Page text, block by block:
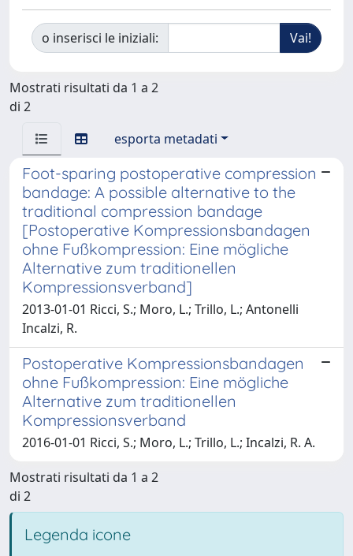
o inserisci le iniziali:
Mostrati risultati da 1 a 2
di 2
esporta metadati
Foot-sparing postoperative compression
bandage: A possible alternative to the
traditional compression bandage
[Postoperative Kompressionsbandagen
ohne Fußkompression: Eine mögliche
Alternative zum traditionellen
Kompressionsverband]
2013-01-01 Ricci, S.; Moro, L.; Trillo, L.; Antonelli
Incalzi, R.
Postoperative Kompressionsbandagen
ohne Fußkompression: Eine mögliche
Alternative zum traditionellen
Kompressionsverband
2016-01-01 Ricci, S.; Moro, L.; Trillo, L.; Incalzi, R. A.
Mostrati risultati da 1 a 2
di 2
Legenda icone